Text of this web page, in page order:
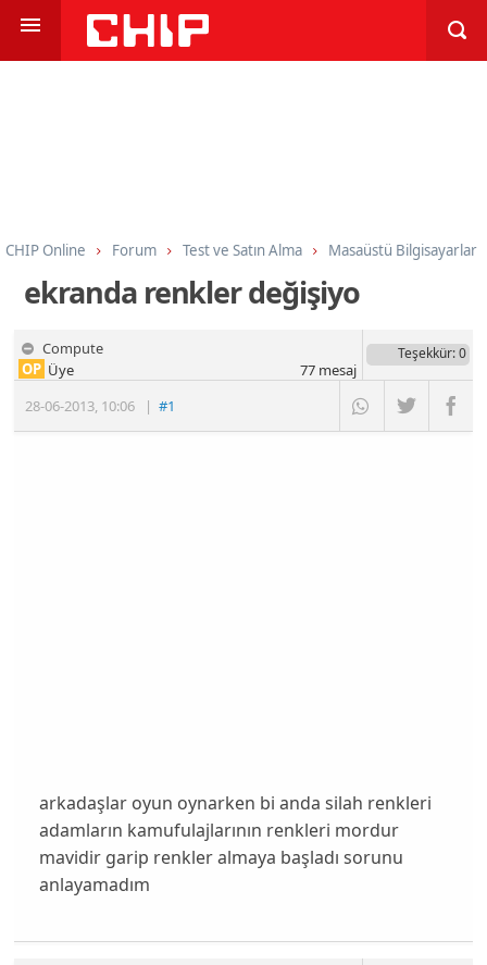
CHIP Online Forum Test ve Satın Alma Masaüstü Bilgisayarlar
ekranda renkler değişiyo
Compute
28-06-2013, 10:06 |#1
OP Üye
Teşekkür: 0
77mesaj
arkadaşlar oyun oynarken bi anda silah renkleri
adamların kamufulajlarının renkleri mordur
mavidir garip renkler almaya başladı sorunu
anlayamadım